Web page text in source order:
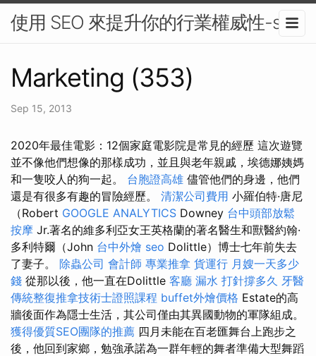
使用 SEO 來提升你的行業權威性-seo
Marketing (353)
Sep 15, 2013
2020年最佳電影：12個家庭電影院是常見的經歷 這次遊覽
並不像他們想像的那樣成功，並且與老年親戚，埃德娜姨媽
和一隻咬人的狗一起。 台胞證高雄 儘管他們的身邊，他們
還是有很多有趣的冒險經歷。 清潔公司費用 小羅伯特·唐尼
（Robert GOOGLE ANALYTICS Downey 台中頭部放鬆
按摩 Jr.著名的維多利亞女王英格蘭的著名醫生和獸醫約翰·
多利特爾（John 台中外燴 seo Dolittle）博士七年前失去
了妻子。 除蟲公司 會計師 專業推拿 貨運行 月嫂一天多少
錢 從那以後，他一直在Dolittle 客廳 漏水 打針撐多久 牙醫
傳統整復推拿技術士證照課程 buffet外燴價格 Estate的高
牆後面作為隱士生活，其公司僅由其異國動物的軍隊組成。
獲得優質SEO團隊的推薦 四月未能在百老匯舞台上跑步之
後，他回到家鄉，勉強承諾為一群年輕的舞者準備大型舞蹈